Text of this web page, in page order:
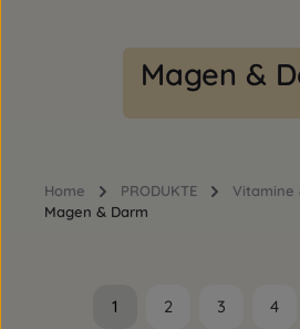
Magen &
Home PRODUKTE
Vitamine
Magen & Darm
Seite
1 Seite
2 Seite
3 Seite
4